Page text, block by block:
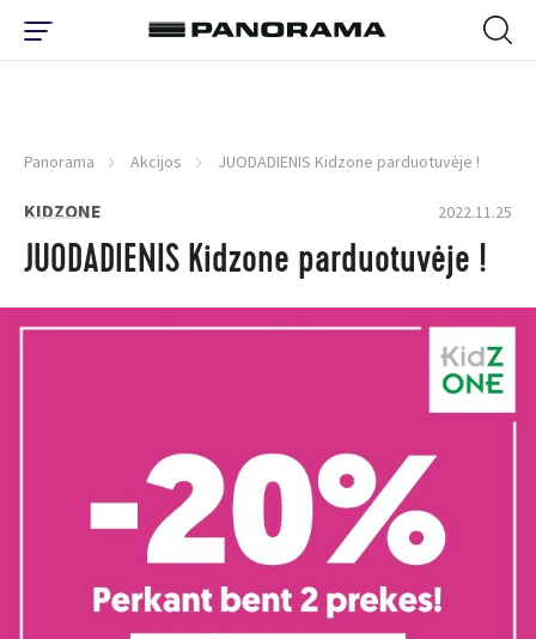
Panorama Akcijos JUODADIENIS Kidzone parduotuvėje !
KIDZONE 2022.11.25
JUODADIENIS Kidzone parduotuvėje !